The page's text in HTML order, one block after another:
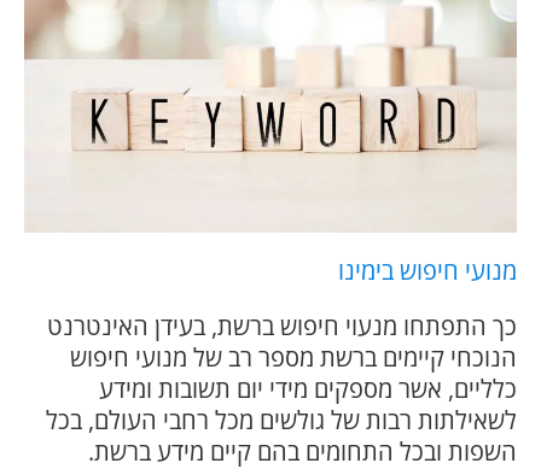
מנועי חיפוש בימינו
כך התפתחו מנעוי חיפוש ברשת, בעידן האינטרנט
הנוכחי קיימים ברשת מספר רב של מנועי חיפוש
כלליים, אשר מספקים מידי יום תשובות ומידע
לשאילתות רבות של גולשים מכל רחבי העולם, בכל
השפות ובכל התחומים בהם קיים מידע ברשת.